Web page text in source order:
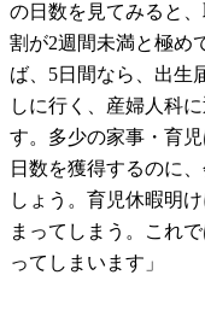
の日数を見てみると
割が2週間未満と極め
ば、5日間なら、出生
しに行く、産婦人科
す。多少の家事・育
日数を獲得するのに
しょう。育児休暇明
まってしまう。これ
ってしまいます」